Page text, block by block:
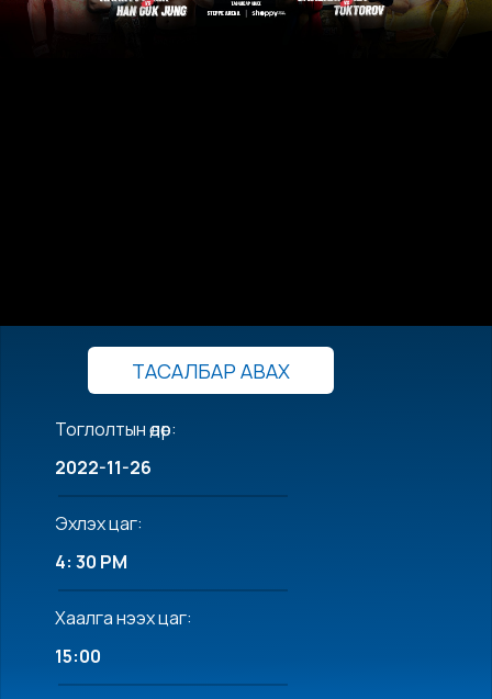
ТАСАЛБАР АВАХ
Тоглолтын өдөр:
2022-11-26
Эхлэх цаг:
4: 30 PM
Хаалга нээх цаг:
15:00